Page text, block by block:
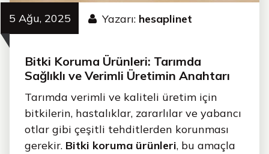
5 Ağu, 2025 Yazarı: hesaplinet
Bitki Koruma Ürünleri: Tarımda
Sağlıklı ve Verimli Üretimin Anahtarı
Tarımda verimli ve kaliteli üretim için
bitkilerin, hastalıklar, zararlılar ve yabancı
otlar gibi çeşitli tehditlerden korunması
gerekir. Bitki koruma ürünleri, bu amaçla